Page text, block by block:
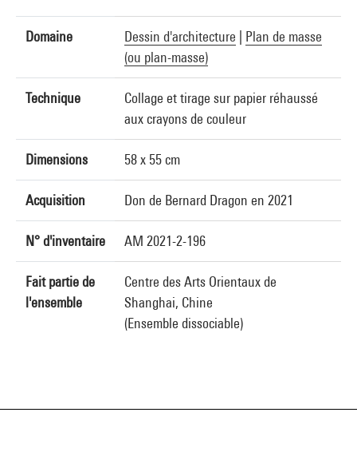
Domaine Dessin d'architecture
Plan de masse
(ou plan-masse)
Technique
Collage et tirage sur papier réhaussé
aux crayons de couleur
Dimensions 58 x 55 cm
Acquisition Don de Bernard Dragon en 2021
N° d'inventaire AM 2021-2-196
Fait partie de
l'ensemble
Centre des Arts Orientaux de
Shanghai, Chine
(Ensemble dissociable)